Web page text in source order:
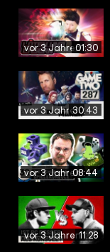
vor 3 Jahren01:30
vor 3 Jahren30:43
vor 3 Jahren08:44
vor 3 Jahren11:28